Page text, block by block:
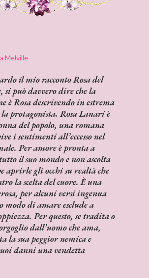
Melville
il mio raccontoRosa del
, si può davvero dire che la
è Rosa descrivendo in estrema
la protagonista. Rosa Lanari è
del popolo, una romana
i sentimenti all’eccesso nel
Per amore è pronta a
il suo mondo e non ascolta
aprirle gli occhi su realtà che
la scelta del cuore. È una
per alcuni versi ingenua
modo di amare esclude a
Per questo, se tradita o
dall’uomo che ama,
la sua peggior nemica e
danni una vendetta